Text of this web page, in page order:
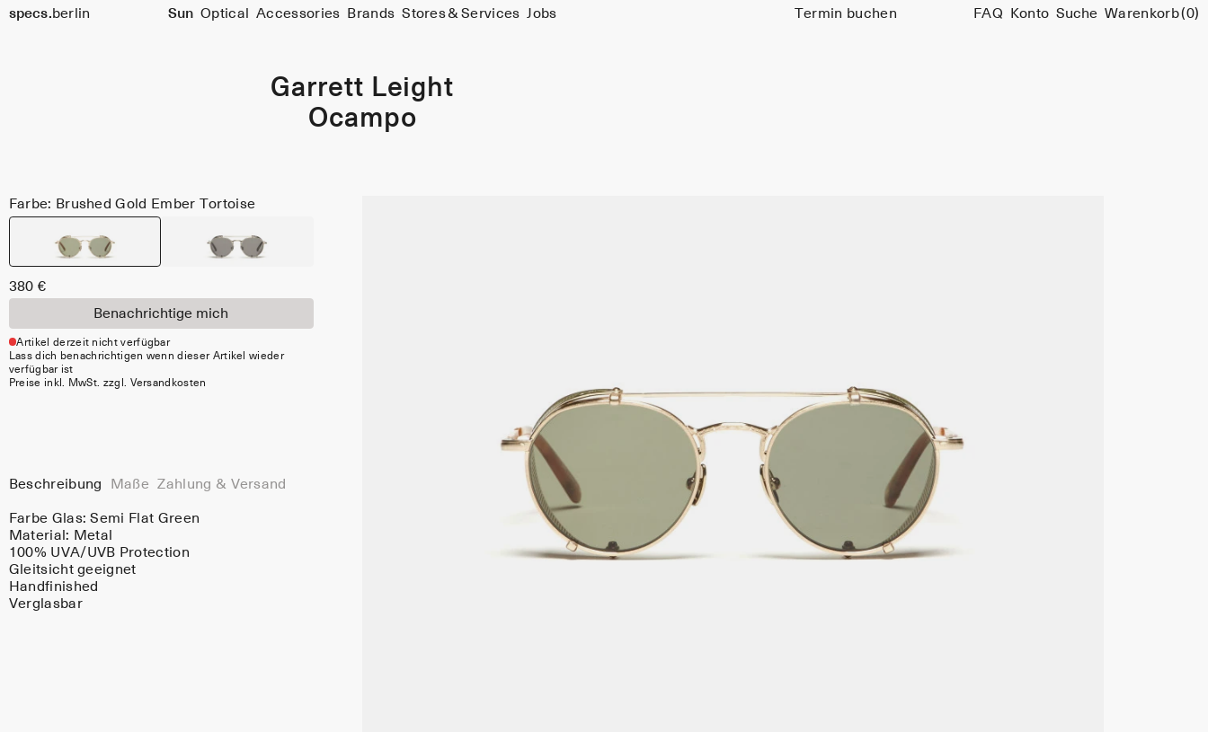
specs. berlin Sun Optical Accessories Brands Stores & Services Jobs Termin buchen FAQ Konto Suche Warenkorb(0)
Garrett Leight
Ocampo
Farbe: Brushed Gold Ember Tortoise
380 €
Benachrichtige mich
Artikel derzeit nicht verfügbar
Lass dich benachrichtigen wenn dieser Artikel wieder
verfügbar ist
Preise inkl. MwSt. zzgl. Versandkosten
Beschreibung Maße Zahlung & Versand
Farbe Glas:Semi Flat Green
Material: Metal
100% UVA/UVB Protection
Gleitsicht geeignet
Handfinished
Verglasbar